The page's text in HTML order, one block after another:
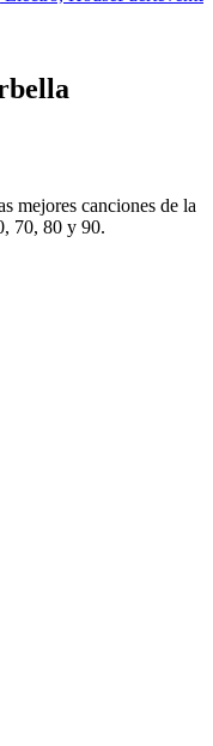
mejores canciones de la
70, 80 y 90.